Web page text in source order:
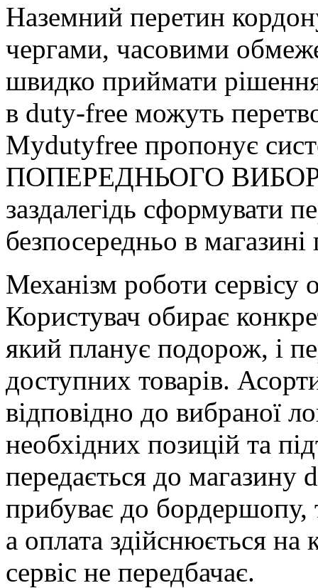
Наземний перетин
чергами, часовими
швидко приймати
в duty-free можуть
Mydutyfree пропонує
ПОПЕРЕДНЬОГО ВИБОРУ
заздалегідь сформувати
безпосередньо в
Механізм роботи сервісу
Користувач обирає
який планує подорож, і
доступних товарів.
відповідно до вибраної
необхідних позицій та
передається до
прибуває до бордершопу,
а оплата здійснюється
сервіс не передбачає.